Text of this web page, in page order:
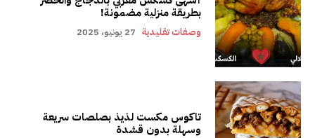
بطريقة منزلية مضمونة!
وصفات تقليدية 27 يونيو، 2025
تاكوس مكست لذيذ بصلصات سريعة
وسهلة بدون قشدة